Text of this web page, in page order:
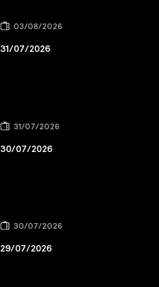
03/08/2026
31/07/2026
31/07/2026
30/07/2026
30/07/2026
29/07/2026